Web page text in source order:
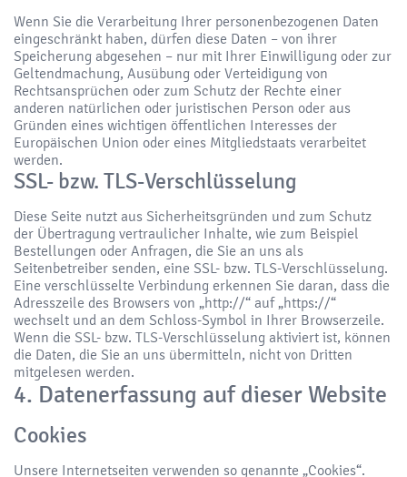
Wenn Sie die Verarbeitung Ihrer personenbezogenen Daten
eingeschränkt haben, dürfen diese Daten – von ihrer
Speicherung abgesehen – nur mit Ihrer Einwilligung oder zur
Geltendmachung, Ausübung oder Verteidigung von
Rechtsansprüchen oder zum Schutz der Rechte einer
anderen natürlichen oder juristischen Person oder aus
Gründen eines wichtigen öffentlichen Interesses der
Europäischen Union oder eines Mitgliedstaats verarbeitet
werden.
SSL- bzw. TLS-Verschlüsselung
Diese Seite nutzt aus Sicherheitsgründen und zum Schutz
der Übertragung vertraulicher Inhalte, wie zum Beispiel
Bestellungen oder Anfragen, die Sie an uns als
Seitenbetreiber senden, eine SSL- bzw. TLS-Verschlüsselung.
Eine verschlüsselte Verbindung erkennen Sie daran, dass die
Adresszeile des Browsers von „http://“ auf „https://“
wechselt und an dem Schloss-Symbol in Ihrer Browserzeile.
Wenn die SSL- bzw. TLS-Verschlüsselung aktiviert ist, können
die Daten, die Sie an uns übermitteln, nicht von Dritten
mitgelesen werden.
4. Datenerfassung auf dieser Website
Cookies
Unsere Internetseiten verwenden so genannte „Cookies“.